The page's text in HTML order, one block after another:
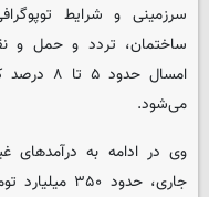
سرزمینی و شرایط
ساختمان، تردد و حمل و
امسال
می‌شود.
وی در ادامه به درآمدهای
جاری، حدود